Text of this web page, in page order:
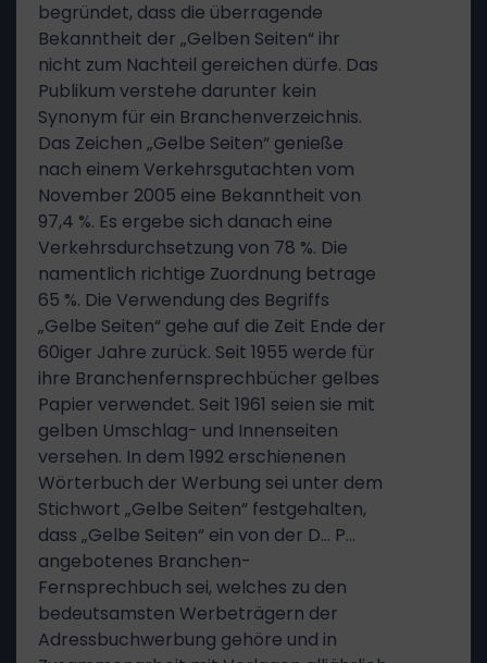
begründet, dass die überragende
Bekanntheit der „Gelben Seiten“ ihr
nicht zum Nachteil gereichen dürfe. Das
Publikum verstehe darunter kein
Synonym für ein Branchenverzeichnis.
Das Zeichen „Gelbe Seiten“ genieße
nach einem Verkehrsgutachten vom
November 2005 eine Bekanntheit von
97,4 %. Es ergebe sich danach eine
Verkehrsdurchsetzung von 78 %. Die
namentlich richtige Zuordnung betrage
65 %. Die Verwendung des Begriffs
„Gelbe Seiten“ gehe auf die Zeit Ende der
60iger Jahre zurück. Seit 1955 werde für
ihre Branchenfernsprechbücher gelbes
Papier verwendet. Seit 1961 seien sie mit
gelben Umschlag- und Innenseiten
versehen. In dem 1992 erschienenen
Wörterbuch der Werbung sei unter dem
Stichwort „Gelbe Seiten“ festgehalten,
dass „Gelbe Seiten“ ein von der D… P…
angebotenes Branchen-
Fernsprechbuch sei, welches zu den
bedeutsamsten Werbeträgern der
Adressbuchwerbung gehöre und in